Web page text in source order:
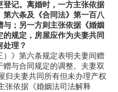
记。离婚时，一方主张依据
第六条及《合同法》第一百八
与；另一方则主张依据《婚姻
规定，房屋应作为夫妻共同
处理？
）》第六条规定表明夫妻间赠
与合同规定的调整。夫妻双
归夫妻共同所有但未办理产权
张依据《婚姻法司法解释